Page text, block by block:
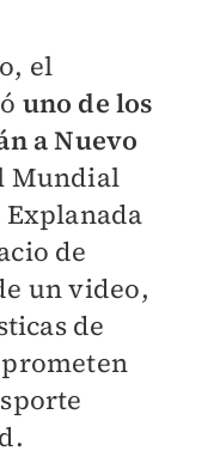
el
uno de los
a Nuevo
Mundial
de
un video,
de